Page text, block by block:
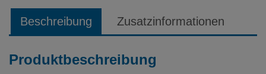
Beschreibung Zusatzinformationen
Produktbeschreibung